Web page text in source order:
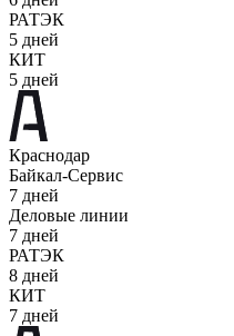
РАТЭК
5 дней
КИТ
5 дней
Краснодар
Байкал-Сервис
7 дней
Деловые линии
7 дней
РАТЭК
8 дней
КИТ
7 дней